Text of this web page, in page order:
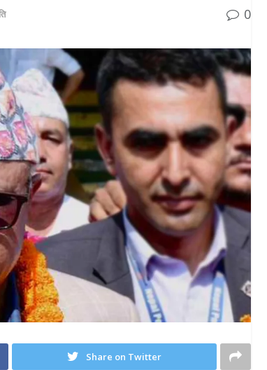
0
Share on Twitter